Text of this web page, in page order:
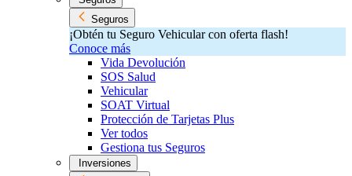
Seguros
¡Obtén tu Seguro Vehicular con oferta flash!
Conoce más
Vida Devolución
SOS Salud
Vehicular
SOAT Virtual
Protección de Tarjetas Plus
Ver todos
Gestiona tus Seguros
Inversiones